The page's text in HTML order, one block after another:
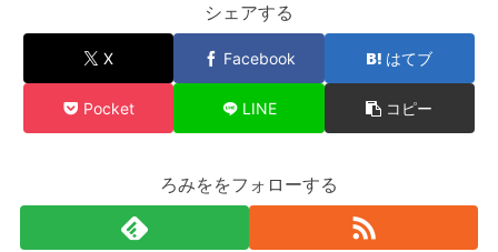
シェアする
X Facebook はてブ
Pocket LINE コピー
ろみををフォローする